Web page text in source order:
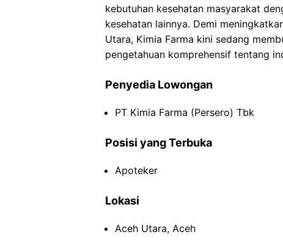
kebutuhan kesehatan masyarakat
kesehatan lainnya. Demi
Utara, Kimia Farma kini sedang
pengetahuan komprehensif tentang
Penyedia Lowongan
PT Kimia Farma (Persero) Tbk
Posisi yang Terbuka
Apoteker
Lokasi
Aceh Utara, Aceh